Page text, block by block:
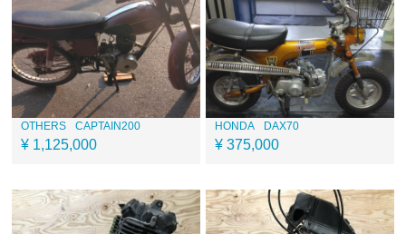
OTHERS CAPTAIN200
¥ 1,125,000
HONDA DAX70
¥ 375,000